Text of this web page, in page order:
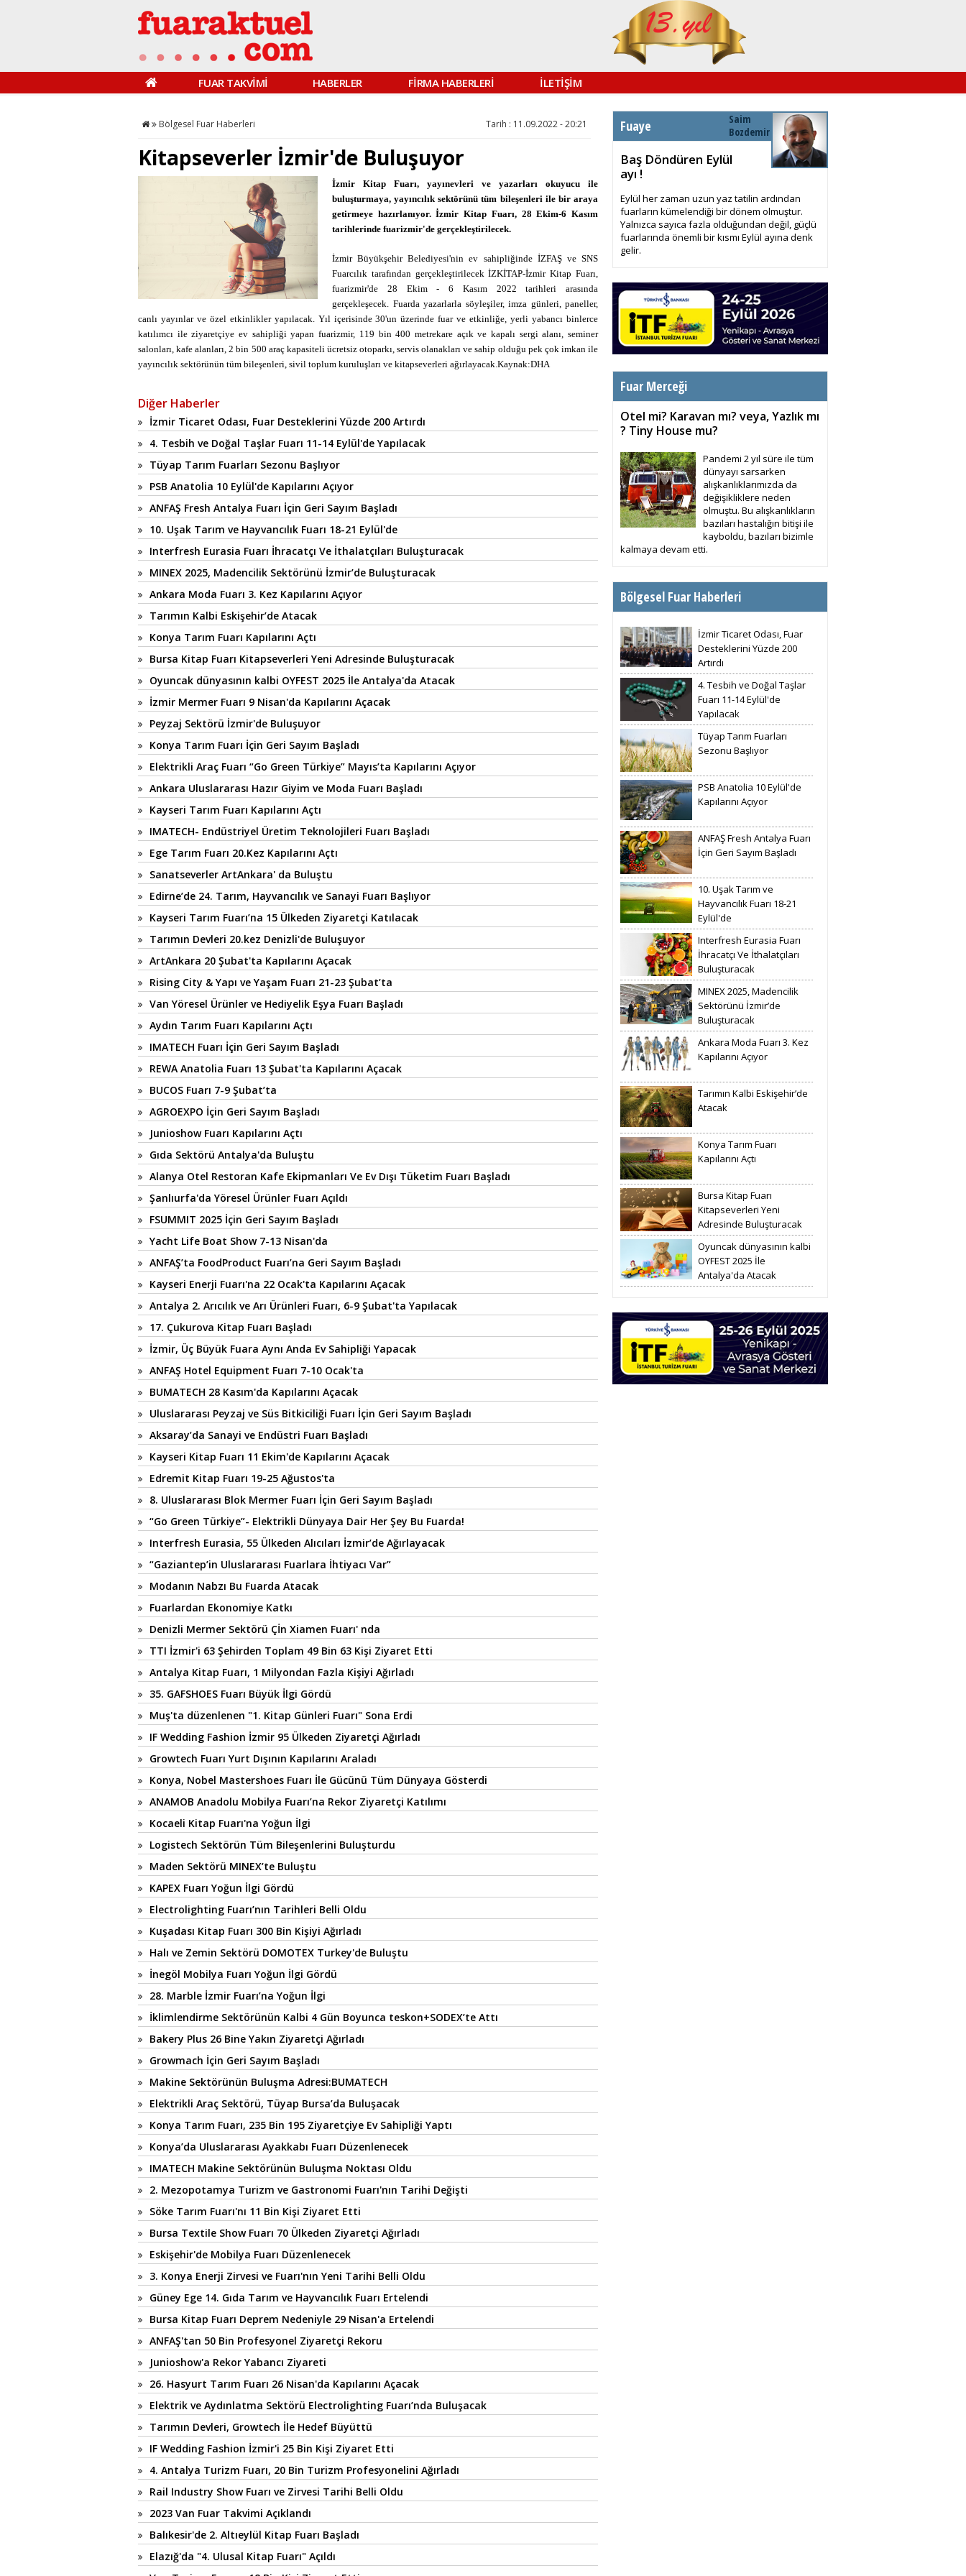
FUAR TAKVİMİ HABERLER FİRMA HABERLERİ İLETİŞİM
Bölgesel Fuar Haberleri Tarih : 11.09.2022 - 20:21
Kitapseverler İzmir'de Buluşuyor
İzmir Kitap Fuarı, yayınevleri ve yazarları okuyucu ile
buluşturmaya, yayıncılık sektörünü tüm bileşenleri ile bir araya
getirmeye hazırlanıyor. İzmir Kitap Fuarı, 28 Ekim-6 Kasım
tarihlerinde fuarizmir'de gerçekleştirilecek.
İzmir Büyükşehir Belediyesi'nin ev sahipliğinde İZFAŞ ve SNS
Fuarcılık tarafından gerçekleştirilecek İZKİTAP-İzmir Kitap Fuarı,
fuarizmir'de 28 Ekim - 6 Kasım 2022 tarihleri arasında
gerçekleşecek. Fuarda yazarlarla söyleşiler, imza günleri, paneller,
canlı yayınlar ve özel etkinlikler yapılacak. Yıl içerisinde 30'un üzerinde fuar ve etkinliğe, yerli yabancı binlerce
katılımcı ile ziyaretçiye ev sahipliği yapan fuarizmir, 119 bin 400 metrekare açık ve kapalı sergi alanı, seminer
salonları, kafe alanları, 2 bin 500 araç kapasiteli ücretsiz otoparkı, servis olanakları ve sahip olduğu pek çok imkan ile
yayıncılık sektörünün tüm bileşenleri, sivil toplum kuruluşları ve kitapseverleri ağırlayacak.Kaynak:DHA
Diğer Haberler
İzmir Ticaret Odası, Fuar Desteklerini Yüzde 200 Artırdı
4. Tesbih ve Doğal Taşlar Fuarı 11-14 Eylül'de Yapılacak
Tüyap Tarım Fuarları Sezonu Başlıyor
PSB Anatolia 10 Eylül'de Kapılarını Açıyor
ANFAŞ Fresh Antalya Fuarı İçin Geri Sayım Başladı
10. Uşak Tarım ve Hayvancılık Fuarı 18-21 Eylül'de
Interfresh Eurasia Fuarı İhracatçı Ve İthalatçıları Buluşturacak
MINEX 2025, Madencilik Sektörünü İzmir’de Buluşturacak
Ankara Moda Fuarı 3. Kez Kapılarını Açıyor
Tarımın Kalbi Eskişehir’de Atacak
Konya Tarım Fuarı Kapılarını Açtı
Bursa Kitap Fuarı Kitapseverleri Yeni Adresinde Buluşturacak
Oyuncak dünyasının kalbi OYFEST 2025 İle Antalya'da Atacak
İzmir Mermer Fuarı 9 Nisan'da Kapılarını Açacak
Peyzaj Sektörü İzmir'de Buluşuyor
Konya Tarım Fuarı İçin Geri Sayım Başladı
Elektrikli Araç Fuarı “Go Green Türkiye” Mayıs’ta Kapılarını Açıyor
Ankara Uluslararası Hazır Giyim ve Moda Fuarı Başladı
Kayseri Tarım Fuarı Kapılarını Açtı
IMATECH- Endüstriyel Üretim Teknolojileri Fuarı Başladı
Ege Tarım Fuarı 20.Kez Kapılarını Açtı
Sanatseverler ArtAnkara' da Buluştu
Edirne’de 24. Tarım, Hayvancılık ve Sanayi Fuarı Başlıyor
Kayseri Tarım Fuarı’na 15 Ülkeden Ziyaretçi Katılacak
Tarımın Devleri 20.kez Denizli'de Buluşuyor
ArtAnkara 20 Şubat'ta Kapılarını Açacak
Rising City & Yapı ve Yaşam Fuarı 21-23 Şubat’ta
Van Yöresel Ürünler ve Hediyelik Eşya Fuarı Başladı
Aydın Tarım Fuarı Kapılarını Açtı
IMATECH Fuarı İçin Geri Sayım Başladı
REWA Anatolia Fuarı 13 Şubat'ta Kapılarını Açacak
BUCOS Fuarı 7-9 Şubat’ta
AGROEXPO İçin Geri Sayım Başladı
Junioshow Fuarı Kapılarını Açtı
Gıda Sektörü Antalya'da Buluştu
Alanya Otel Restoran Kafe Ekipmanları Ve Ev Dışı Tüketim Fuarı Başladı
Şanlıurfa'da Yöresel Ürünler Fuarı Açıldı
FSUMMIT 2025 İçin Geri Sayım Başladı
Yacht Life Boat Show 7-13 Nisan'da
ANFAŞ’ta FoodProduct Fuarı’na Geri Sayım Başladı
Kayseri Enerji Fuarı'na 22 Ocak'ta Kapılarını Açacak
Antalya 2. Arıcılık ve Arı Ürünleri Fuarı, 6-9 Şubat'ta Yapılacak
17. Çukurova Kitap Fuarı Başladı
İzmir, Üç Büyük Fuara Aynı Anda Ev Sahipliği Yapacak
ANFAŞ Hotel Equipment Fuarı 7-10 Ocak'ta
BUMATECH 28 Kasım'da Kapılarını Açacak
Uluslararası Peyzaj ve Süs Bitkiciliği Fuarı İçin Geri Sayım Başladı
Aksaray’da Sanayi ve Endüstri Fuarı Başladı
Kayseri Kitap Fuarı 11 Ekim'de Kapılarını Açacak
Edremit Kitap Fuarı 19-25 Ağustos'ta
8. Uluslararası Blok Mermer Fuarı İçin Geri Sayım Başladı
“Go Green Türkiye”- Elektrikli Dünyaya Dair Her Şey Bu Fuarda!
Interfresh Eurasia, 55 Ülkeden Alıcıları İzmir’de Ağırlayacak
“Gaziantep’in Uluslararası Fuarlara İhtiyacı Var”
Modanın Nabzı Bu Fuarda Atacak
Fuarlardan Ekonomiye Katkı
Denizli Mermer Sektörü Çİn Xiamen Fuarı' nda
TTI İzmir'i 63 Şehirden Toplam 49 Bin 63 Kişi Ziyaret Etti
Antalya Kitap Fuarı, 1 Milyondan Fazla Kişiyi Ağırladı
35. GAFSHOES Fuarı Büyük İlgi Gördü
Muş'ta düzenlenen "1. Kitap Günleri Fuarı" Sona Erdi
IF Wedding Fashion İzmir 95 Ülkeden Ziyaretçi Ağırladı
Growtech Fuarı Yurt Dışının Kapılarını Araladı
Konya, Nobel Mastershoes Fuarı İle Gücünü Tüm Dünyaya Gösterdi
ANAMOB Anadolu Mobilya Fuarı’na Rekor Ziyaretçi Katılımı
Kocaeli Kitap Fuarı'na Yoğun İlgi
Logistech Sektörün Tüm Bileşenlerini Buluşturdu
Maden Sektörü MINEX’te Buluştu
KAPEX Fuarı Yoğun İlgi Gördü
Electrolighting Fuarı’nın Tarihleri Belli Oldu
Kuşadası Kitap Fuarı 300 Bin Kişiyi Ağırladı
Halı ve Zemin Sektörü DOMOTEX Turkey'de Buluştu
İnegöl Mobilya Fuarı Yoğun İlgi Gördü
28. Marble İzmir Fuarı’na Yoğun İlgi
İklimlendirme Sektörünün Kalbi 4 Gün Boyunca teskon+SODEX’te Attı
Bakery Plus 26 Bine Yakın Ziyaretçi Ağırladı
Growmach İçin Geri Sayım Başladı
Makine Sektörünün Buluşma Adresi:BUMATECH
Elektrikli Araç Sektörü, Tüyap Bursa’da Buluşacak
Konya Tarım Fuarı, 235 Bin 195 Ziyaretçiye Ev Sahipliği Yaptı
Konya’da Uluslararası Ayakkabı Fuarı Düzenlenecek
IMATECH Makine Sektörünün Buluşma Noktası Oldu
2. Mezopotamya Turizm ve Gastronomi Fuarı'nın Tarihi Değişti
Söke Tarım Fuarı'nı 11 Bin Kişi Ziyaret Etti
Bursa Textile Show Fuarı 70 Ülkeden Ziyaretçi Ağırladı
Eskişehir'de Mobilya Fuarı Düzenlenecek
3. Konya Enerji Zirvesi ve Fuarı'nın Yeni Tarihi Belli Oldu
Güney Ege 14. Gıda Tarım ve Hayvancılık Fuarı Ertelendi
Bursa Kitap Fuarı Deprem Nedeniyle 29 Nisan'a Ertelendi
ANFAŞ'tan 50 Bin Profesyonel Ziyaretçi Rekoru
Junioshow'a Rekor Yabancı Ziyareti
26. Hasyurt Tarım Fuarı 26 Nisan'da Kapılarını Açacak
Elektrik ve Aydınlatma Sektörü Electrolighting Fuarı’nda Buluşacak
Tarımın Devleri, Growtech İle Hedef Büyüttü
IF Wedding Fashion İzmir'i 25 Bin Kişi Ziyaret Etti
4. Antalya Turizm Fuarı, 20 Bin Turizm Profesyonelini Ağırladı
Rail Industry Show Fuarı ve Zirvesi Tarihi Belli Oldu
2023 Van Fuar Takvimi Açıklandı
Balıkesir'de 2. Altıeylül Kitap Fuarı Başladı
Elazığ'da "4. Ulusal Kitap Fuarı" Açıldı
Fuaye
Saim
Bozdemir
Baş Döndüren Eylül
ayı !
Eylül her zaman uzun yaz tatilin ardından
fuarların kümelendiği bir dönem olmuştur.
Yalnızca sayıca fazla olduğundan değil, güçlü
fuarlarında önemli bir kısmı Eylül ayına denk
gelir.
Fuar Merceği
Otel mi? Karavan mı? veya, Yazlık mı
? Tiny House mu?
Pandemi 2 yıl süre ile tüm
dünyayı sarsarken
alışkanlıklarımızda da
değişikliklere neden
olmuştu. Bu alışkanlıkların
bazıları hastalığın bitişi ile
kayboldu, bazıları bizimle
kalmaya devam etti.
Bölgesel Fuar Haberleri
İzmir Ticaret Odası, Fuar
Desteklerini Yüzde 200
Artırdı
4. Tesbih ve Doğal Taşlar
Fuarı 11-14 Eylül'de
Yapılacak
Tüyap Tarım Fuarları
Sezonu Başlıyor
PSB Anatolia 10 Eylül'de
Kapılarını Açıyor
ANFAŞ Fresh Antalya Fuarı
İçin Geri Sayım Başladı
10. Uşak Tarım ve
Hayvancılık Fuarı 18-21
Eylül'de
Interfresh Eurasia Fuarı
İhracatçı Ve İthalatçıları
Buluşturacak
MINEX 2025, Madencilik
Sektörünü İzmir’de
Buluşturacak
Ankara Moda Fuarı 3. Kez
Kapılarını Açıyor
Tarımın Kalbi Eskişehir’de
Atacak
Konya Tarım Fuarı
Kapılarını Açtı
Bursa Kitap Fuarı
Kitapseverleri Yeni
Adresinde Buluşturacak
Oyuncak dünyasının kalbi
OYFEST 2025 İle
Antalya'da Atacak